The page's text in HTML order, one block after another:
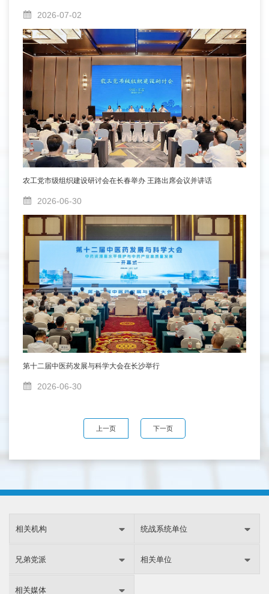
2026-07-02
农工党市级组织建设研讨会在长春举办 王路出席会议并讲话
2026-06-30
第十二届中医药发展与科学大会在长沙举行
2026-06-30
上一页 下一页
相关机构 统战系统单位
兄弟党派 相关单位
相关媒体